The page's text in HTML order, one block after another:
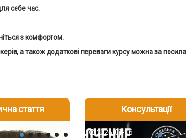
себе час.
з комфортом.
а також додаткові переваги курсу можна за
2026-08-06
стаття
2026-08-04
Консультації
05 2026-08-06
2026-07-30